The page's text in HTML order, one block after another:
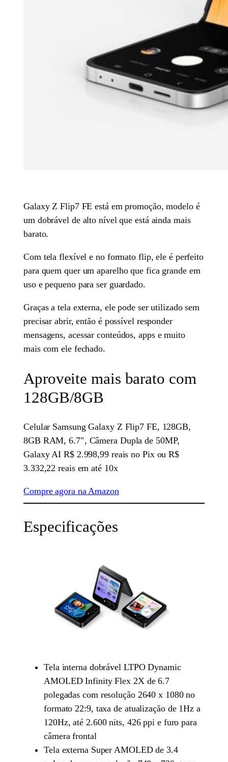
Galaxy Z Flip7 FE está em promoção, modelo é
um dobrável de alto nível que está ainda mais
barato.
Com tela flexível e no formato flip, ele é perfeito
para quem quer um aparelho que fica grande em
uso e pequeno para ser guardado.
Graças a tela externa, ele pode ser utilizado sem
precisar abrir, então é possível responder
mensagens, acessar conteúdos, apps e muito
mais com ele fechado.
Aproveite mais barato com
128GB/8GB
Celular Samsung Galaxy Z Flip7 FE, 128GB,
8GB RAM, 6.7″, Câmera Dupla de 50MP,
Galaxy AI R$ 2.998,99 reais no Pix ou R$
3.332,22 reais em até 10x
Compre agora na Amazon
Especificações
Tela interna dobrável LTPO Dynamic
AMOLED Infinity Flex 2X de 6.7
polegadas com resolução 2640 x 1080 no
formato 22:9, taxa de atualização de 1Hz a
120Hz, até 2.600 nits, 426 ppi e furo para
câmera frontal
Tela externa Super AMOLED de 3.4